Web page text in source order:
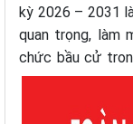
kỳ 2026 – 2031
quan trọng, làm
chức bầu cử